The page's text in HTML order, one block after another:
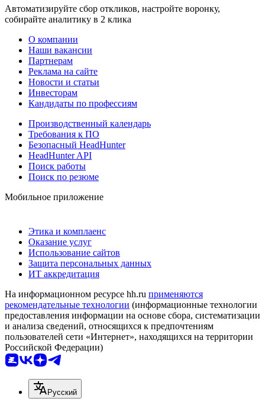
Автоматизируйте сбор откликов, настройте воронку,
собирайте аналитику в 2 клика
О компании
Наши вакансии
Партнерам
Реклама на сайте
Новости и статьи
Инвесторам
Кандидаты по профессиям
Производственный календарь
Требования к ПО
Безопасный HeadHunter
HeadHunter API
Поиск работы
Поиск по резюме
Мобильное приложение
Этика и комплаенс
Оказание услуг
Использование сайтов
Защита персональных данных
ИТ аккредитация
На информационном ресурсе hh.ru применяются
рекомендательные технологии (информационные технологии
предоставления информации на основе сбора, систематизации
и анализа сведений, относящихся к предпочтениям
пользователей сети «Интернет», находящихся на территории
Российской Федерации)
Русский